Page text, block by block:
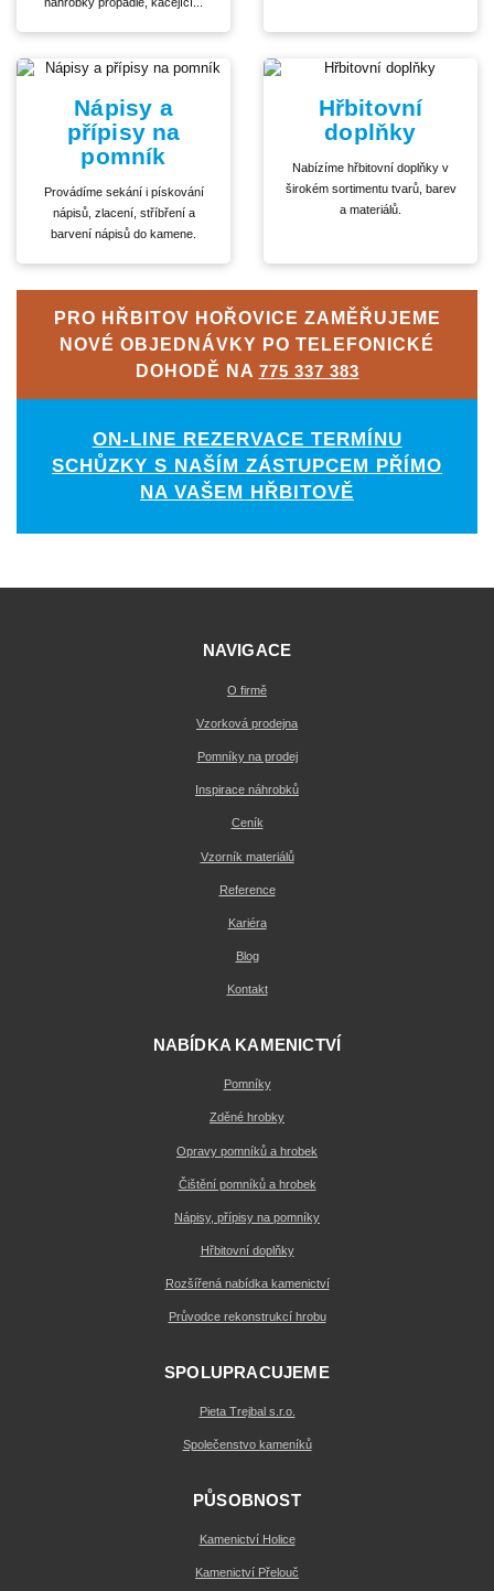
Nápisy a
přípisy na
pomník
Provádíme sekání i pískování
nápisů, zlacení, stříbření a
barvení nápisů do kamene.
Hřbitovní
doplňky
Nabízíme hřbitovní doplňky v
širokém sortimentu tvarů, barev
a materiálů.
PRO HŘBITOV HOŘOVICE ZAMĚŘUJEME
NOVÉ OBJEDNÁVKY PO TELEFONICKÉ
DOHODĚ NA 775 337 383
ON-LINE REZERVACE TERMÍNU
SCHŮZKY S NAŠÍM ZÁSTUPCEM PŘÍMO
NA VAŠEM HŘBITOVĚ
NAVIGACE
O firmě
Vzorková prodejna
Pomníky na prodej
Inspirace náhrobků
Ceník
Vzorník materiálů
Reference
Kariéra
Blog
Kontakt
NABÍDKA KAMENICTVÍ
Pomníky
Zděné hrobky
Opravy pomníků a hrobek
Čištění pomníků a hrobek
Nápisy, přípisy na pomníky
Hřbitovní doplňky
Rozšířená nabídka kamenictví
Průvodce rekonstrukcí hrobu
SPOLUPRACUJEME
Pieta Trejbal s.r.o.
Společenstvo kameníků
PŮSOBNOST
Kamenictví Holice
Kamenictví Přelouč